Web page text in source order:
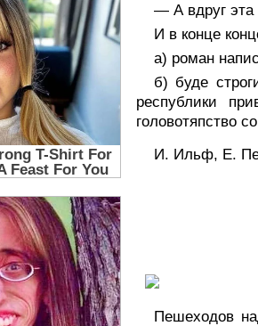
— А вдруг эта
И в конце
а) роман
б) буде
республики
головотяпство
И. Ильф, Е.
Пешеходов